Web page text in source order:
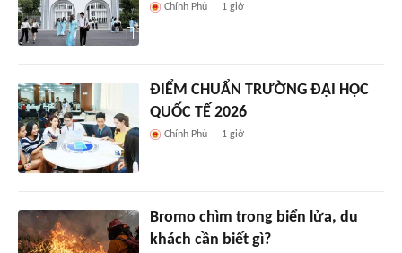
Chính Phủ 1 giờ
ĐIỂM CHUẨN TRƯỜNG ĐẠI HỌC
QUỐC TẾ 2026
Chính Phủ 1 giờ
Bromo chìm trong biển lửa, du
khách cần biết gì?